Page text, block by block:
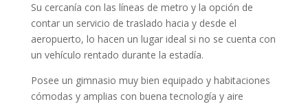
Su cercanía con las líneas de metro y la opción de
contar un servicio de traslado hacia y desde el
aeropuerto, lo hacen un lugar ideal si no se cuenta con
un vehículo rentado durante la estadía.
Posee un gimnasio muy bien equipado y habitaciones
cómodas y amplias con buena tecnología y aire